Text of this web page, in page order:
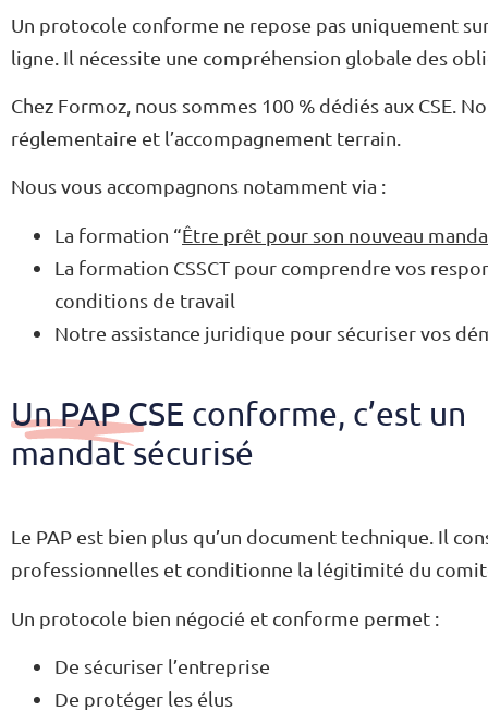
Un protocole conforme ne repose pas uniquement
ligne. Il nécessite une compréhension globale des
Chez Formoz, nous sommes 100 % dédiés aux CSE.
réglementaire et l’accompagnement terrain.
Nous vous accompagnons notamment via :
La formation “Être prêt pour son nouveau
La formation CSSCT pour comprendre vos
conditions de travail
Notre assistance juridique pour sécuriser vos
Un PAP CSE conforme, c’est un
mandat sécurisé
Le PAP est bien plus qu’un document technique. Il
professionnelles et conditionne la légitimité du
Un protocole bien négocié et conforme permet :
De sécuriser l’entreprise
De protéger les élus